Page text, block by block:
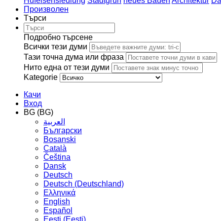
Произволен
Търси
Подробно търсене
Всички тези думи
Тази точна дума или фраза
Нито една от тези думи
Kategorie
Качи
Вход
BG (BG)
العربية
Български
Bosanski
Сatalà
Čeština
Dansk
Deutsch
Deutsch (Deutschland)
Ελληνικά
English
Español
Eesti (Eesti)